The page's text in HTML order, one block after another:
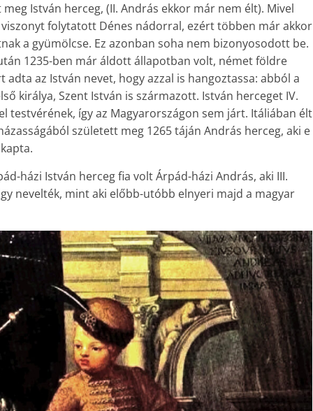
István herceg, (II. András ekkor már nem élt). Mivel
folytatott ­Dénes nádorral, ezért többen már akkor
a gyümölcse. Ez azonban soha nem bizonyosodott be.
1235-ben már áldott állapotban volt, német földre
az István nevet, hogy azzal is hangoztassa: abból a
királya, Szent István is származott. István herceget IV.
testvérének, így az Magyarországon sem járt. Itáliában élt
született meg 1265 táján András herceg, aki e
házi István herceg fia volt Árpád-házi András, aki III.
nevelték, mint aki előbb-utóbb elnyeri majd a magyar